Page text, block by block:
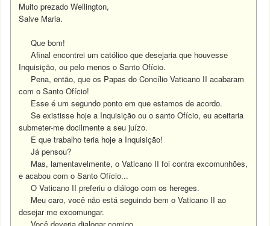
Muito prezado Wellington,
Salve Maria.
Que bom!
Afinal encontrei um católico que desejaria que houvesse
Inquisição, ou pelo menos o Santo Ofício.
Pena, então, que os Papas do Concílio Vaticano II acabaram
com o Santo Ofício!
Esse é um segundo ponto em que estamos de acordo.
Se existisse hoje a Inquisição ou o santo Ofício, eu aceitaria
submeter-me docilmente a seu juízo.
E que trabalho teria hoje a Inquisição!
Já pensou?
Mas, lamentavelmente, o Vaticano II foi contra excomunhões,
e acabou com o Santo Ofício...
O Vaticano II preferiu o diálogo com os hereges.
Meu caro, você não está seguindo bem o Vaticano II ao
desejar me excomungar.